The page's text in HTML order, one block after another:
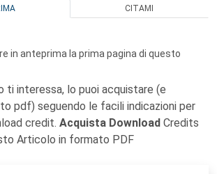
CITAMI
in anteprima la prima pagina di questo
ti interessa, lo puoi acquistare (e
pdf) seguendo le facili indicazioni per
credit. Acquista Download Credits
Articolo in formato PDF